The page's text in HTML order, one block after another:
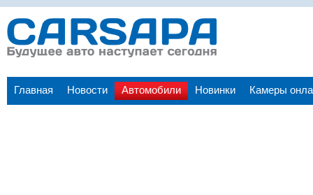
Главная Новости Автомобили Новинки Камеры